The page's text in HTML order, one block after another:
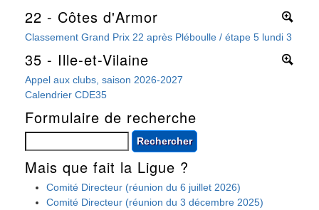
22 - Côtes d'Armor
Classement Grand Prix 22 après Pléboulle / étape 5 lundi 3 août
More
35 - Ille-et-Vilaine
Appel aux clubs, saison 2026-2027
Calendrier CDE35
More
Formulaire de recherche
Mais que fait la Ligue ?
Comité Directeur (réunion du 6 juillet 2026)
Comité Directeur (réunion du 3 décembre 2025)